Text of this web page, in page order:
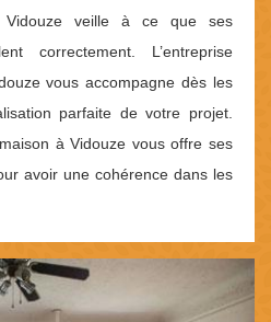
veille à ce que ses
correctement. L’entreprise
vous accompagne dès les
parfaite de votre projet.
à Vidouze vous offre ses
avoir une cohérence dans les